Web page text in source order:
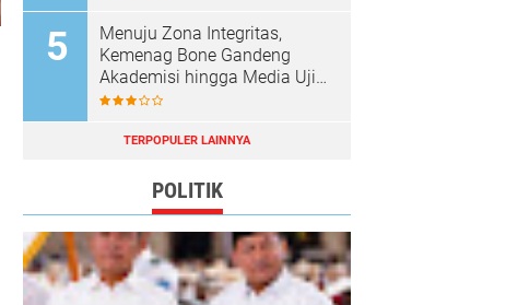
Menuju Zona Integritas,
Kemenag Bone Gandeng
Akademisi hingga Media Uji
Standar Pelayanan
TERPOPULER LAINNYA
POLITIK